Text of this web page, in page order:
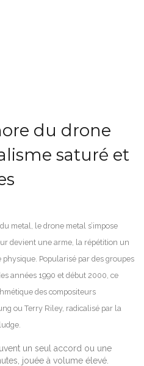
du drone
saturé et
metal, le drone metal s’impose
devient une arme, la répétition un
Popularisé par des groupes
années 1990 et début 2000, ce
des compositeurs
ou Terry Riley, radicalisé par la
un seul accord ou une
jouée à volume élevé.